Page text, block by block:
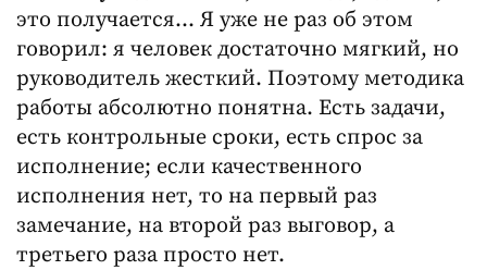
это получается… Я уже не раз об этом
говорил: я человек достаточно мягкий, но
руководитель жесткий. Поэтому методика
работы абсолютно понятна. Есть задачи,
есть контрольные сроки, есть спрос за
исполнение; если качественного
исполнения нет, то на первый раз
замечание, на второй раз выговор, а
третьего раза просто нет.